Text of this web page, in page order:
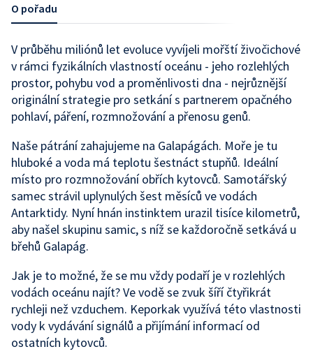
O pořadu
V průběhu miliónů let evoluce vyvíjeli mořští živočichové
v rámci fyzikálních vlastností oceánu - jeho rozlehlých
prostor, pohybu vod a proměnlivosti dna - nejrůznější
originální strategie pro setkání s partnerem opačného
pohlaví, páření, rozmnožování a přenosu genů.
Naše pátrání zahajujeme na Galapágách. Moře je tu
hluboké a voda má teplotu šestnáct stupňů. Ideální
místo pro rozmnožování obřích kytovců. Samotářský
samec strávil uplynulých šest měsíců ve vodách
Antarktidy. Nyní hnán instinktem urazil tisíce kilometrů,
aby našel skupinu samic, s níž se každoročně setkává u
břehů Galapág.
Jak je to možné, že se mu vždy podaří je v rozlehlých
vodách oceánu najít? Ve vodě se zvuk šíří čtyřikrát
rychleji než vzduchem. Keporkak využívá této vlastnosti
vody k vydávání signálů a přijímání informací od
ostatních kytovců.